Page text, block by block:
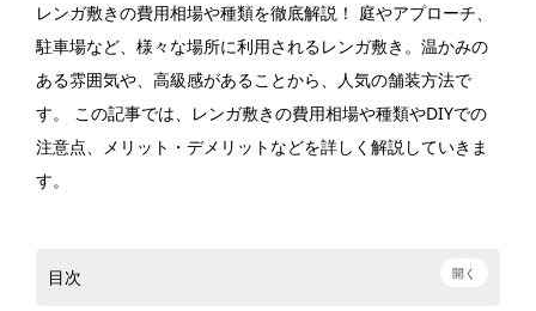
レンガ敷きの費用相場や種類を徹底解説！ 庭やアプローチ、
駐車場など、様々な場所に利用されるレンガ敷き。温かみの
ある雰囲気や、高級感があることから、人気の舗装方法で
す。 この記事では、レンガ敷きの費用相場や種類やDIYでの
注意点、メリット・デメリットなどを詳しく解説していきま
す。
目次 開く